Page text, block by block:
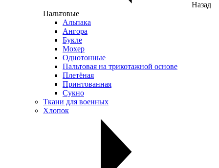
Назад
Пальтовые
Альпака
Ангора
Букле
Мохер
Однотонные
Пальтовая на трикотажной основе
Плетёная
Принтованная
Сукно
Ткани для военных
Хлопок